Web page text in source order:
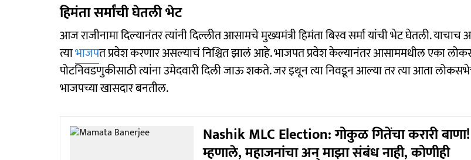
हिमंता सर्मांची घेतली भेट
आज राजीनामा दिल्यानंतर त्यांनी दिल्लीत आसामचे मुख्यमंत्री हिमंता बिस्व सर्मा यांची भेट घेतली. याचाच
त्याभाजपत प्रवेश करणार असल्याचं निश्चित झालं आहे. भाजपत प्रवेश केल्यानंतर आसाममधील एका
पोटनिवडणुकीसाठी त्यांना उमेदवारी दिली जाऊ शकते. जर इथून त्या निवडून आल्या तर त्या आता
भाजपच्या खासदार बनतील.
Nashik MLC Election: गोकुळ गितेंचा करारी बाणा!
म्हणाले, महाजनांचा अन् माझा संबंध नाही, कोणीही